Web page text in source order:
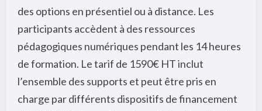
des options en présentiel ou à distance. Les
participants accèdent à des ressources
pédagogiques numériques pendant les 14 heures
de formation. Le tarif de 1590€ HT inclut
l’ensemble des supports et peut être pris en
charge par différents dispositifs de financement